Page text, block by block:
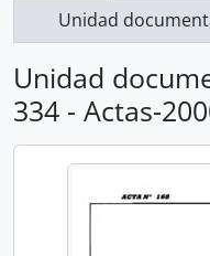
Unidad
Unidad
334 - Actas-